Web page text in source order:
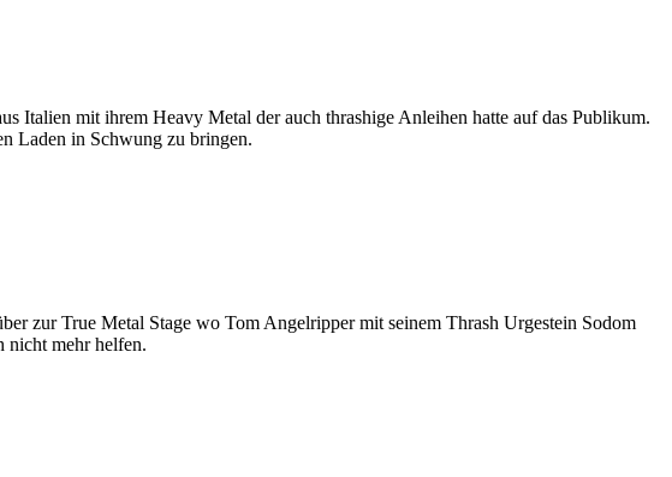
Italien mit ihrem Heavy Metal der auch thrashige Anleihen hatte auf das Publikum.
Laden in Schwung zu bringen.
zur True Metal Stage wo Tom Angelripper mit seinem Thrash Urgestein Sodom
nicht mehr helfen.